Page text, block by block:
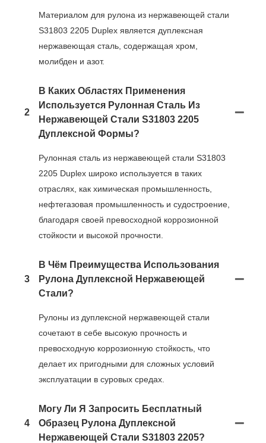
Материалом для рулона из нержавеющей стали
S31803 2205 Duplex является дуплексная
нержавеющая сталь, содержащая хром,
молибден и азот.
2
В Каких Областях Применения
Используется Рулонная Сталь Из
Нержавеющей Стали S31803 2205
Дуплексной Формы?
Рулонная сталь из нержавеющей стали S31803
2205 Duplex широко используется в таких
отраслях, как химическая промышленность,
нефтегазовая промышленность и судостроение,
благодаря своей превосходной коррозионной
стойкости и высокой прочности.
3
В Чём Преимущества Использования
Рулона Дуплексной Нержавеющей
Стали?
Рулоны из дуплексной нержавеющей стали
сочетают в себе высокую прочность и
превосходную коррозионную стойкость, что
делает их пригодными для сложных условий
эксплуатации в суровых средах.
4
Могу Ли Я Запросить Бесплатный
Образец Рулона Дуплексной
Нержавеющей Стали S31803 2205?